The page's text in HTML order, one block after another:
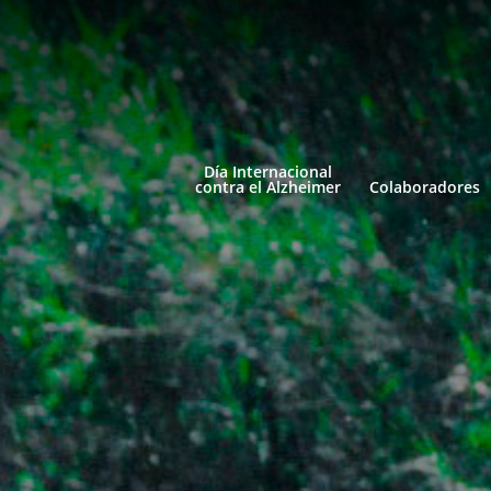
Día Internacional
contra el Alzheimer Colaboradores